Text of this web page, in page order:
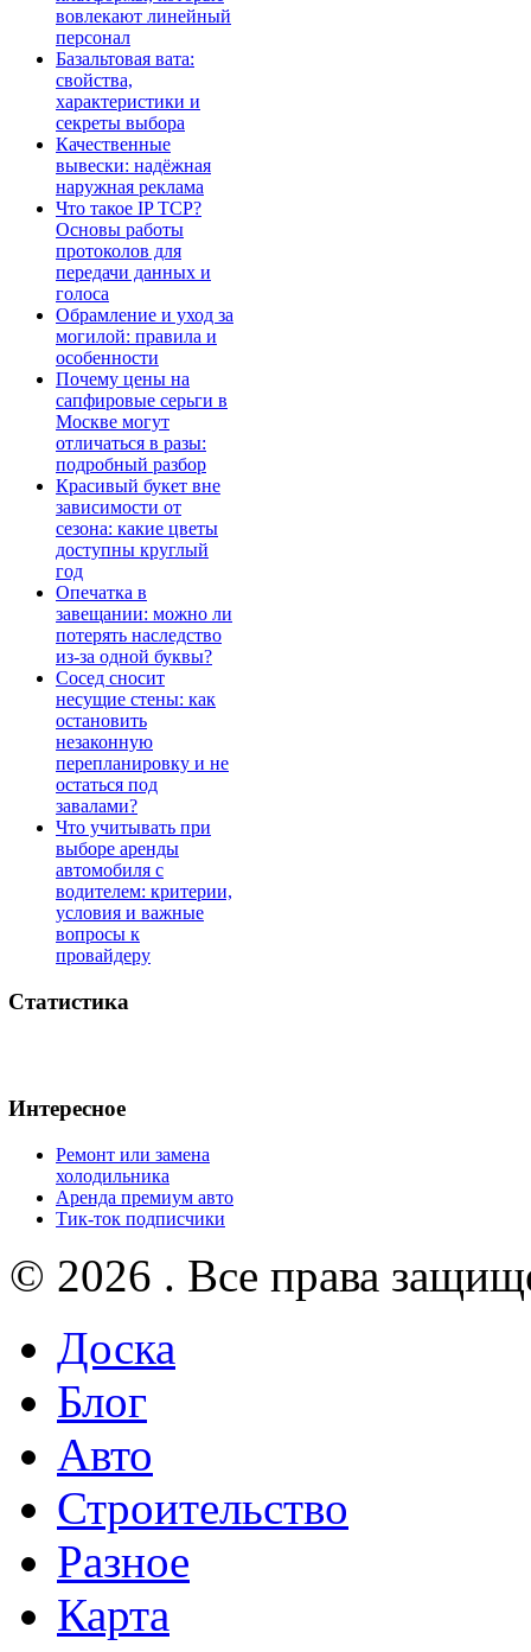
вовлекают линейный
персонал
Базальтовая вата:
свойства,
характеристики и
секреты выбора
Качественные
вывески: надёжная
наружная реклама
Что такое IP TCP?
Основы работы
протоколов для
передачи данных и
голоса
Обрамление и уход за
могилой: правила и
особенности
Почему цены на
сапфировые серьги в
Москве могут
отличаться в разы:
подробный разбор
Красивый букет вне
зависимости от
сезона: какие цветы
доступны круглый
год
Опечатка в
завещании: можно ли
потерять наследство
из-за одной буквы?
Сосед сносит
несущие стены: как
остановить
незаконную
перепланировку и не
остаться под
завалами?
Что учитывать при
выборе аренды
автомобиля с
водителем: критерии,
условия и важные
вопросы к
провайдеру
Статистика
Интересное
Ремонт или замена
холодильника
Аренда премиум авто
Тик-ток подписчики
© 2026 . Все права
Доска
Блог
Авто
Строительство
Разное
Карта